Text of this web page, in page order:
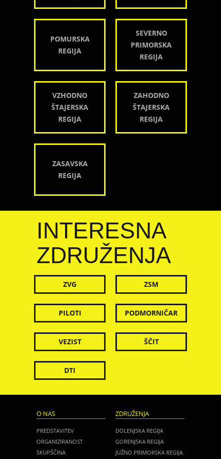
POMURSKA
REGIJA
SEVERNO
PRIMORSKA
REGIJA
VZHODNO
ŠTAJERSKA
REGIJA
ZAHODNO
ŠTAJERSKA
REGIJA
ZASAVSKA
REGIJA
INTERESNA
ZDRUŽENJA
ZVG ZSM
PILOTI PODMORNIČAR
VEZIST ŠČIT
DTI
O NAS
PREDSTAVITEV
ORGANIZIRANOST
SKUPŠČINA
ZDRUŽENJA
DOLENJSKA REGIJA
GORENJSKA REGIJA
JUŽNO PRIMORSKA REGIJA